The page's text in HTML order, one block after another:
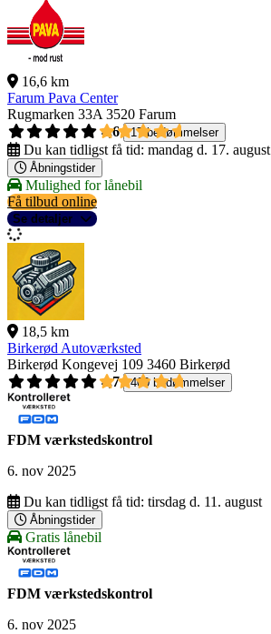
16,6 km
Farum Pava Center
Rugmarken 33A 3520 Farum
4,6
17 bedømmelser
Du kan tidligst få tid: mandag d. 17. august
Åbningstider
Mulighed for lånebil
Få tilbud online
Se detaljer
18,5 km
Birkerød Autoværksted
Birkerød Kongevej 109 3460 Birkerød
4,7
400 bedømmelser
FDM værkstedskontrol
6. nov 2025
Du kan tidligst få tid: tirsdag d. 11. august
Åbningstider
Gratis lånebil
FDM værkstedskontrol
6. nov 2025